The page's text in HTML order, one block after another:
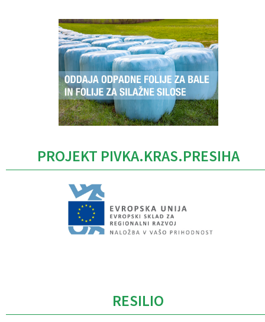
PROJEKT PIVKA.KRAS.PRESIHA
RESILIO